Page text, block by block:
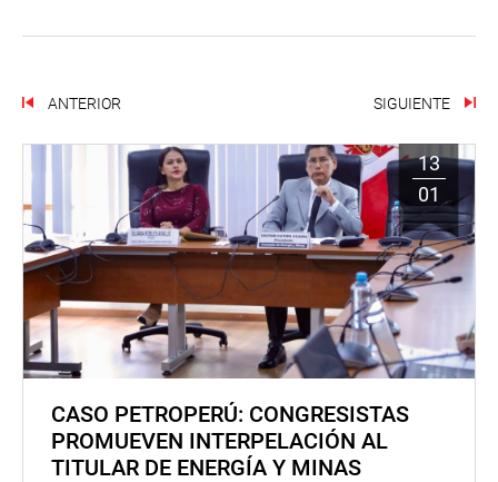
ANTERIOR SIGUIENTE
13
01
CASO PETROPERÚ: CONGRESISTAS
PROMUEVEN INTERPELACIÓN AL
TITULAR DE ENERGÍA Y MINAS